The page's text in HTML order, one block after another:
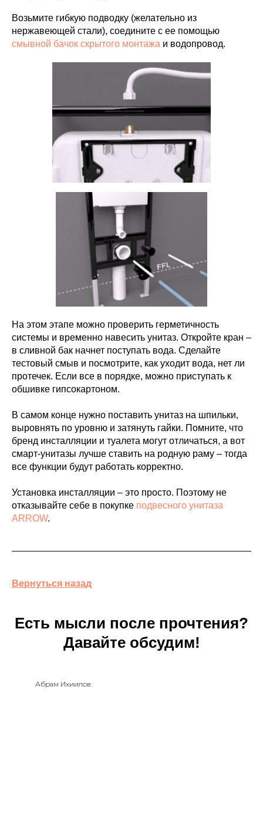
Возьмите гибкую подводку (желательно из
нержавеющей стали), соедините с ее помощью
смывной бачок скрытого монтажа и водопровод.
На этом этапе можно проверить герметичность
системы и временно навесить унитаз. Откройте кран –
в сливной бак начнет поступать вода. Сделайте
тестовый смыв и посмотрите, как уходит вода, нет ли
протечек. Если все в порядке, можно приступать к
обшивке гипсокартоном.
В самом конце нужно поставить унитаз на шпильки,
выровнять по уровню и затянуть гайки. Помните, что
бренд инсталляции и туалета могут отличаться, а вот
смарт-унитазы лучше ставить на родную раму – тогда
все функции будут работать корректно.
Установка инсталляции – это просто. Поэтому не
отказывайте себе в покупке подвесного унитаза
ARROW.
Вернуться назад
Есть мысли после прочтения?
Давайте обсудим!
Абрам Ихиилов